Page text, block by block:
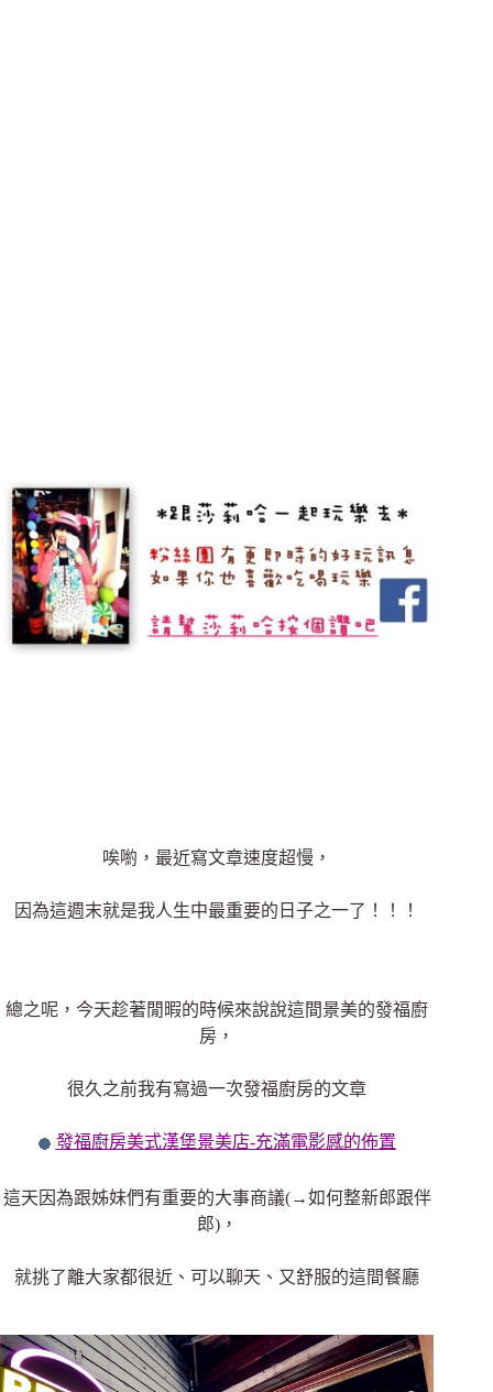
唉喲，最近寫文章速度超慢，
因為這週末就是我人生中最重要的日子之一了！！！
總之呢，今天趁著閒暇的時候來說說這間景美的發福廚
房，
很久之前我有寫過一次發福廚房的文章
發福廚房美式漢堡景美店-充滿電影感的佈置
這天因為跟姊妹們有重要的大事商議(→如何整新郎跟伴
郎)，
就挑了離大家都很近、可以聊天、又舒服的這間餐廳